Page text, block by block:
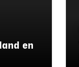
en